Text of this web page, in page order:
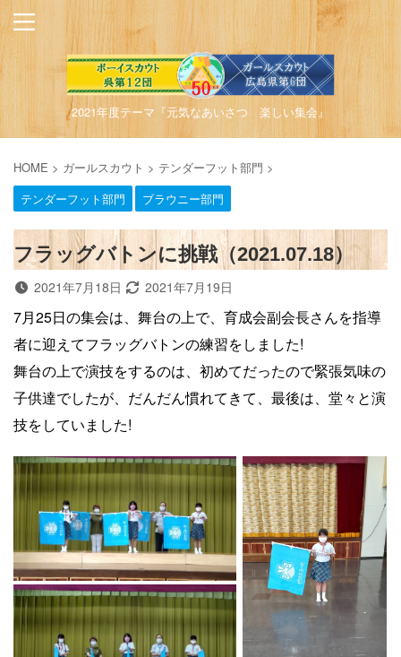
2021年度テーマ『元気なあいさつ 楽しい集会』
HOME > ガールスカウト > テンダーフット部門 >
テンダーフット部門
ブラウニー部門
フラッグバトンに挑戦（2021.07.18）
2021年7月18日 2021年7月19日
7月25日の集会は、舞台の上で、育成会副会長さんを指導
者に迎えてフラッグバトンの練習をしました!
舞台の上で演技をするのは、初めてだったので緊張気味の
子供達でしたが、だんだん慣れてきて、最後は、堂々と演
技をしていました!